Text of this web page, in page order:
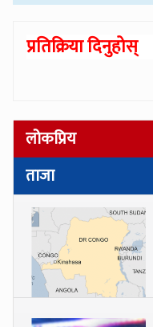
प्रतिक्रिया दिनुहोस्
लोकप्रिय
ताजा